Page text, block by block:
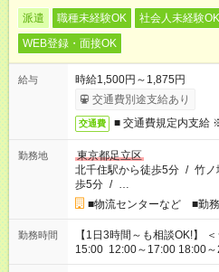
派遣 職種未経験OK 社会人未経験OK
WEB登録・面接OK
給与
時給1,500円～1,875円
交通費別途支給あり
交通費 ■ 交通費規定内支給
勤務地
東京都足立区
北千住駅から徒歩5分 / 竹ノ
歩5分 / …
■物流センターなど ■勤
勤務時間
【1日3時間～も相談OK!】 ＜シフト例＞ 9:00～12:00 10:00～
15:00 12:00～17:00 18:00～21:00 など こち
お気軽にご相談ください！